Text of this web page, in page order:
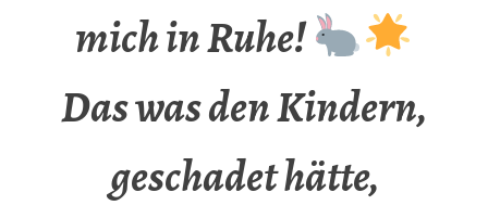
mich in Ruhe!
Das was den Kindern,
geschadet hätte,